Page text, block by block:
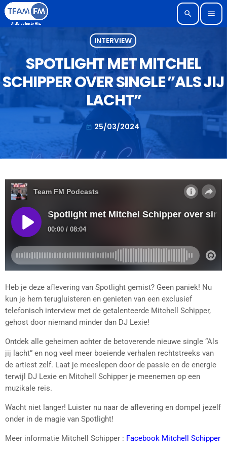
search menu
INTERVIEW
SPOTLIGHT MET MITCHEL
SCHIPPER OVER SINGLE ”ALS JIJ
LACHT”
today 25/03/2024
Heb je deze aflevering van Spotlight gemist? Geen paniek! Nu
kun je hem terugluisteren en genieten van een exclusief
telefonisch interview met de getalenteerde Mitchell Schipper,
gehost door niemand minder dan DJ Lexie!
Ontdek alle geheimen achter de betoverende nieuwe single “Als
jij lacht” en nog veel meer boeiende verhalen rechtstreeks van
de artiest zelf. Laat je meeslepen door de passie en de energie
terwijl DJ Lexie en Mitchell Schipper je meenemen op een
muzikale reis.
Wacht niet langer! Luister nu naar de aflevering en dompel jezelf
onder in de magie van Spotlight!
Meer informatie Mitchell Schipper : Facebook Mitchell Schipper